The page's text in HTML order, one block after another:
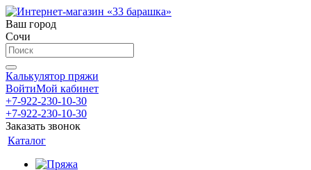
Ваш город
Сочи
Калькулятор пряжи
ВойтиМой кабинет
+7-922-230-10-30
+7-922-230-10-30
Заказать звонок
Каталог